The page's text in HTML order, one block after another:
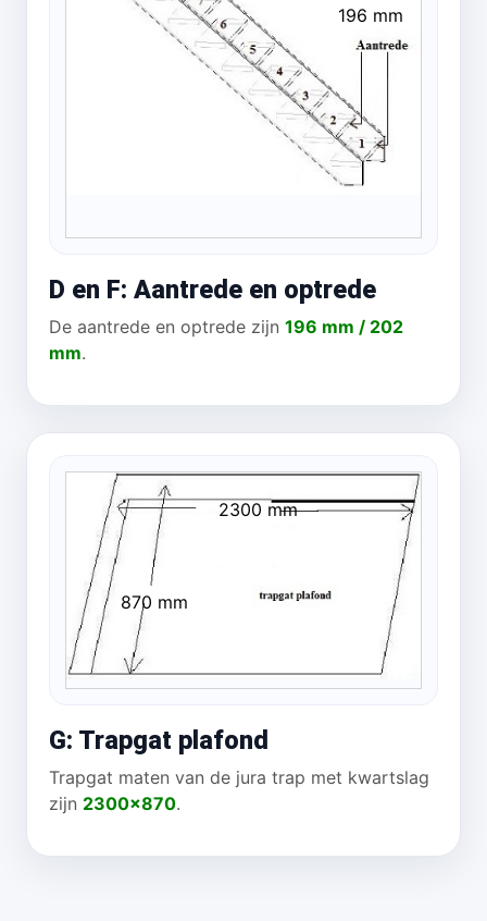
196 mm
D en F: Aantrede en optrede
De aantrede en optrede zijn 196 mm / 202
mm.
2300 mm
870 mm
G: Trapgat plafond
Trapgat maten van de jura trap met kwartslag
zijn 2300x870.